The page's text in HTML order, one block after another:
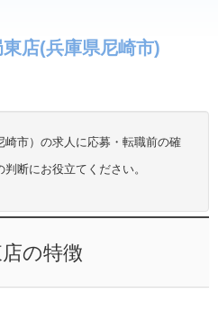
店(兵庫県尼崎市)
市）の求人に応募・転職前の確
断にお役立てください。
の特徴